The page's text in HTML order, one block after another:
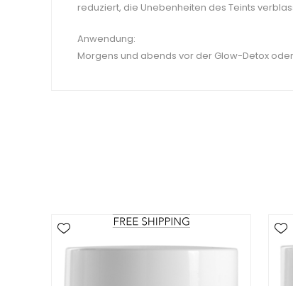
reduziert, die Unebenheiten des Teints
Anwendung:
Morgens und abends vor der Glow-Detox